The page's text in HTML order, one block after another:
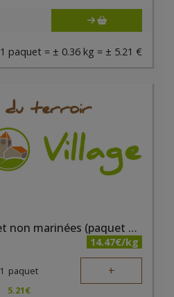
1 paquet = ± 0.36 kg = ± 5.21 €
Brochettes de poulet non marinées (paquet de 2 pièces) - Boucherie ABC
14.47€/kg
1 paquet +
5.21€